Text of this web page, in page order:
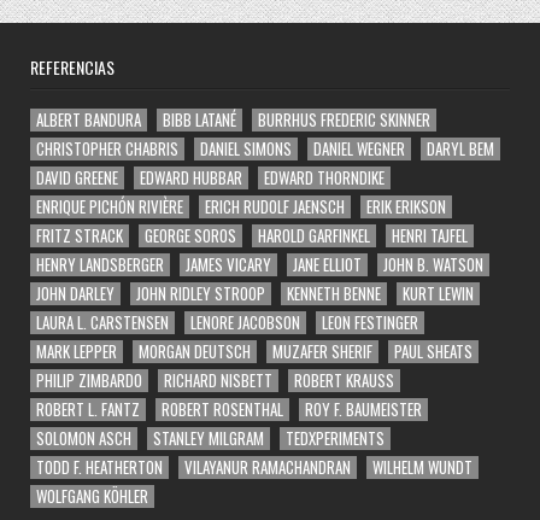
REFERENCIAS
ALBERT BANDURA BIBB LATANÉ
BURRHUS FREDERIC SKINNER
CHRISTOPHER CHABRIS
DANIEL SIMONS DANIEL WEGNER
DARYL BEM
DAVID GREENE
EDWARD HUBBAR
EDWARD THORNDIKE
ENRIQUE PICHÓN RIVIÈRE
ERICH RUDOLF JAENSCH
ERIK ERIKSON
FRITZ STRACK
GEORGE SOROS HAROLD GARFINKEL
HENRI TAJFEL
HENRY LANDSBERGER
JAMES VICARY JANE ELLIOT
JOHN B. WATSON
JOHN DARLEY
JOHN RIDLEY STROOP KENNETH BENNE
KURT LEWIN
LAURA L. CARSTENSEN
LENORE JACOBSON
LEON FESTINGER
MARK LEPPER
MORGAN DEUTSCH MUZAFER SHERIF
PAUL SHEATS
PHILIP ZIMBARDO
RICHARD NISBETT
ROBERT KRAUSS
ROBERT L. FANTZ
ROBERT ROSENTHAL
ROY F. BAUMEISTER
SOLOMON ASCH
STANLEY MILGRAM
TEDXPERIMENTS
TODD F. HEATHERTON
VILAYANUR RAMACHANDRAN
WILHELM WUNDT
WOLFGANG KÖHLER